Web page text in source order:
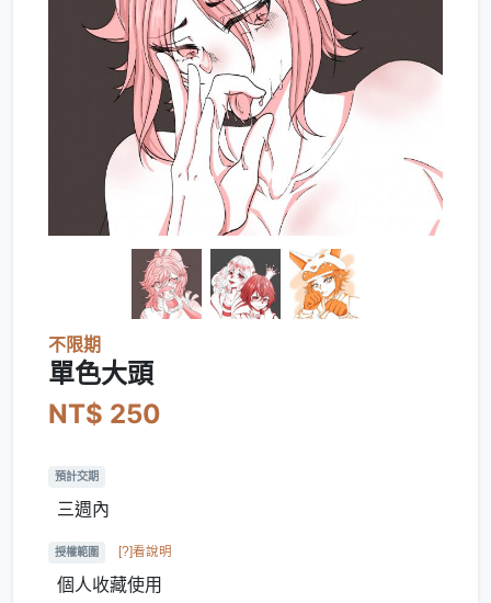
不限期
單色大頭
NT$ 250
預計交期
三週內
授權範圍 [?]看說明
個人收藏使用